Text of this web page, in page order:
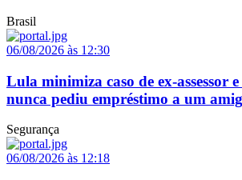
Brasil
06/08/2026 às 12:30
Lula minimiza caso de ex-assessor
nunca pediu empréstimo a um
Segurança
06/08/2026 às 12:18